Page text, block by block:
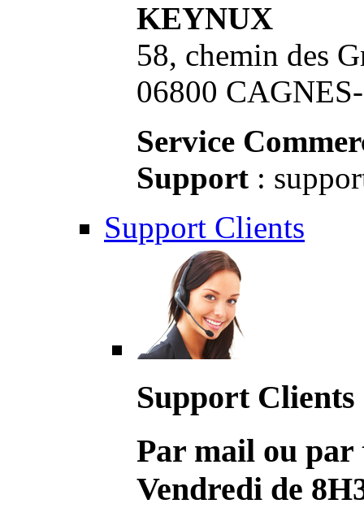
KEYNUX
58, chemin des
06800
Service
Support :
Support Clients
Support Clients
Par mail ou par
Vendredi de